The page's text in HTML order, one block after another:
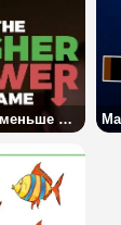
Больше меньше на английском